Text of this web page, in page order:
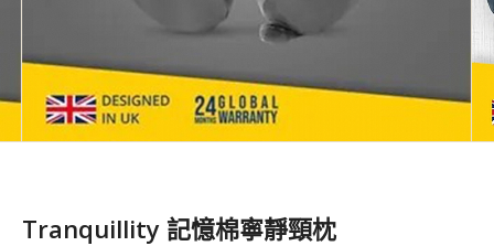
Tranquillity 記憶棉寧靜頸枕